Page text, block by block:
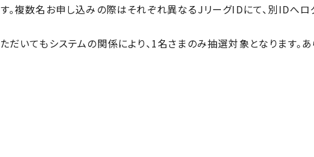
複数名お申し込みの際はそれぞれ異なるJリーグIDにて、別IDへロ
いてもシステムの関係により、1名さまのみ抽選対象となります。あ